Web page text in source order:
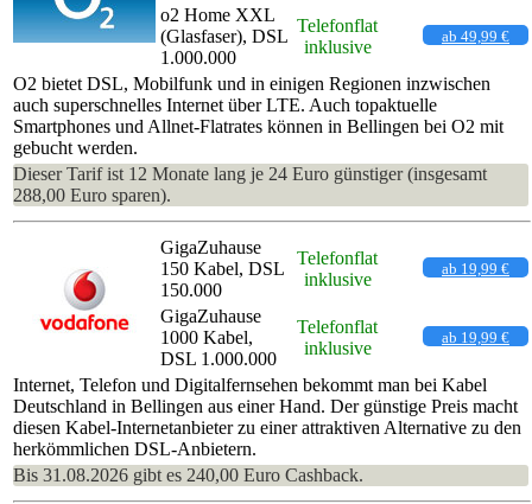
o2 Home XXL
(Glasfaser), DSL
1.000.000
Telefonflat
inklusive
ab 49,99 €
O2 bietet DSL, Mobilfunk und in einigen Regionen inzwischen
auch superschnelles Internet über LTE. Auch topaktuelle
Smartphones und Allnet-Flatrates können in Bellingen bei O2 mit
gebucht werden.
Dieser Tarif ist 12 Monate lang je 24 Euro günstiger (insgesamt
288,00 Euro sparen).
GigaZuhause
150 Kabel, DSL
150.000
Telefonflat
inklusive
ab 19,99 €
GigaZuhause
1000 Kabel,
DSL 1.000.000
Telefonflat
inklusive
ab 19,99 €
Internet, Telefon und Digitalfernsehen bekommt man bei Kabel
Deutschland in Bellingen aus einer Hand. Der günstige Preis macht
diesen Kabel-Internetanbieter zu einer attraktiven Alternative zu den
herkömmlichen DSL-Anbietern.
Bis 31.08.2026 gibt es 240,00 Euro Cashback.